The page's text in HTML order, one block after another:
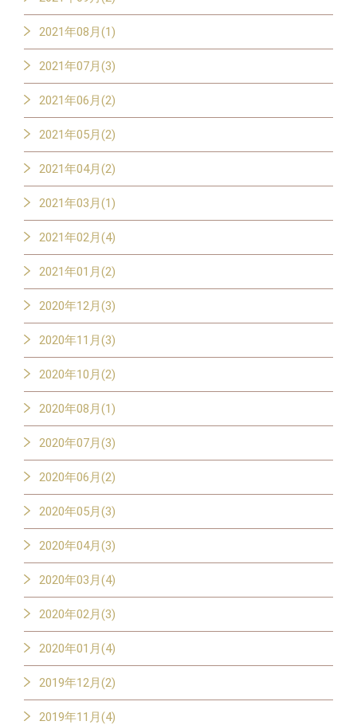
2021年08月(1)
2021年07月(3)
2021年06月(2)
2021年05月(2)
2021年04月(2)
2021年03月(1)
2021年02月(4)
2021年01月(2)
2020年12月(3)
2020年11月(3)
2020年10月(2)
2020年08月(1)
2020年07月(3)
2020年06月(2)
2020年05月(3)
2020年04月(3)
2020年03月(4)
2020年02月(3)
2020年01月(4)
2019年12月(2)
2019年11月(4)